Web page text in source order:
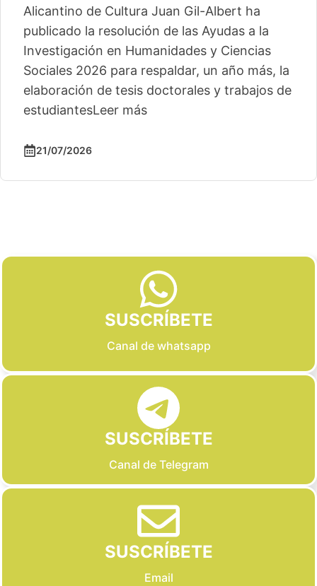
Alicantino de Cultura Juan Gil-Albert ha
publicado la resolución de las Ayudas a la
Investigación en Humanidades y Ciencias
Sociales 2026 para respaldar, un año más, la
elaboración de tesis doctorales y trabajos de
estudiantesLeer más
21/07/2026
SUSCRÍBETE
Canal de whatsapp
SUSCRÍBETE
Canal de Telegram
SUSCRÍBETE
Email